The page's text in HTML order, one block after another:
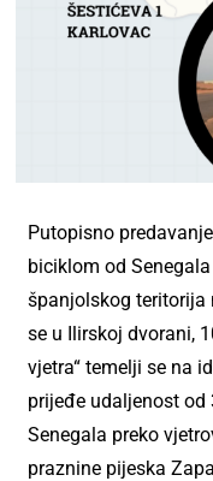
Putopisno
biciklom od
španjolskog teritorija
se u Ilirskoj dvorani,
vjetra“ temelji se na
prijeđe udaljenost
Senegala preko
praznine pijeska